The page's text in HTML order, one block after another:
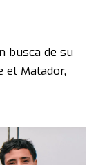
busca de su
el Matador,